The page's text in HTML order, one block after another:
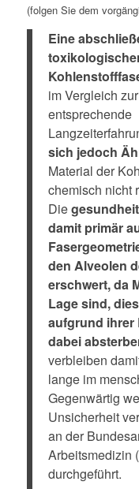
(folgen Sie dem
Eine
im Vergleich
entsprechende
sich jedoch
Material der
chemisch nicht
Die
damit primär
den Alveolen
erschwert, da
Lage sind,
aufgrund ihrer
dabei
verbleiben
lange im
Gegenwärtig
Unsicherheit
an der
Arbeitsmedizin
durchgeführt.